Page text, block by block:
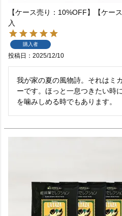
【ケース売り：10%OFF】【ケ
入
購入者
投稿日 2025/12/10
我が家の夏の風物詩。それはミ
ーです。ほっと一息つきたい時
を噛みしめる時でもあります。